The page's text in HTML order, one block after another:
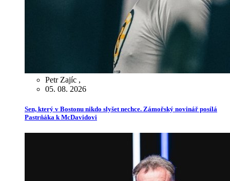
Petr Zajíc ,
05. 08. 2026
Sen, který v Bostonu nikdo slyšet nechce. Zámořský novinář posílá
Pastrňáka k McDavidovi